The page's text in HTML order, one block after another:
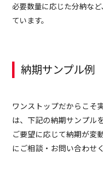
必要数量に応じた分納な
ています。
納期サンプル例
ワンストップだからこそ
は、下記の納期サンプル
ご要望に応じて納期が変
にご相談・お問い合わせ